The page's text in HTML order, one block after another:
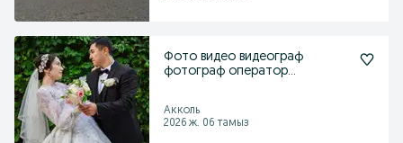
Фото видео видеограф
фотограф оператор
Акколь
2026 ж. 06 тамыз